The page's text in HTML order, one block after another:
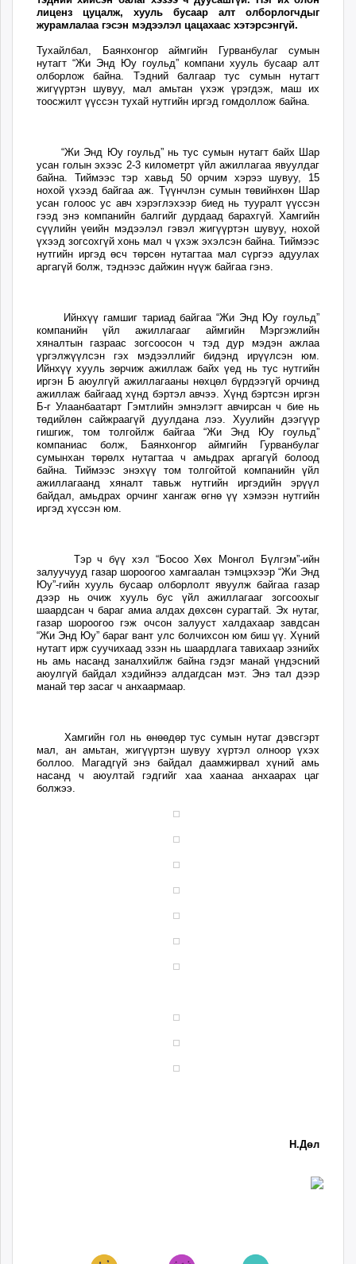
ikon.mn
mnb.mn
Livetv.mn
Eguur.mn
24tsag.mn
ergelt.mn
zarig.mn
today.mn
zuv.mn
mminfo.mn
ugluu.mn
urlag.mn
shudarga.mn
shuurhai.mn
unuudur.mn
isee.mn
mglradio.com
fact.mn
itoim.mn
tumen.mn
shuum.mn
times.mn
unegui.mn
assa.mn
toim.mn
tac.mn
paparazzi.mn
unread.today
лиценз цуцалж, хууль бусаар алт олборлогчдыг
журамлалаа гэсэн мэдээлэл цацахаас хэтэрсэнгүй.
Тухайлбал, Баянхонгор аймгийн Гурванбулаг сумын
нутагт “Жи Энд Юу гоульд” компани хууль бусаар алт
олборлож байна. Тэдний балгаар тус сумын нутагт
жигүүртэн шувуу, мал амьтан үхэж үрэгдэж, маш их
тоосжилт үүссэн тухай нутгийн иргэд гомдоллож байна.
“Жи Энд Юу гоульд” нь тус сумын нутагт байх Шар
усан голын эхээс 2-3 километрт үйл ажиллагаа явуулдаг
байна. Тиймээс тэр хавьд 50 орчим хэрээ шувуу, 15
нохой үхээд байгаа аж. Түүнчлэн сумын төвийнхөн Шар
усан голоос ус авч хэрэглэхээр биед нь тууралт үүссэн
гээд энэ компанийн балгийг дурдаад барахгүй. Хамгийн
сүүлийн үеийн мэдээлэл гэвэл жигүүртэн шувуу, нохой
үхээд зогсохгүй хонь мал ч үхэж эхэлсэн байна. Тиймээс
нутгийн иргэд өсч төрсөн нутагтаа мал сүргээ адуулах
аргагүй болж, тэднээс дайжин нүүж байгаа гэнэ.
Ийнхүү гамшиг тариад байгаа “Жи Энд Юу гоульд”
компанийн үйл ажиллагааг аймгийн Мэргэжлийн
хяналтын газраас зогсоосон ч тэд дур мэдэн ажлаа
үргэлжүүлсэн гэх мэдээллийг бидэнд ирүүлсэн юм.
Ийнхүү хууль зөрчиж ажиллаж байх үед нь тус нутгийн
иргэн Б аюулгүй ажиллагааны нөхцөл бүрдээгүй орчинд
ажиллаж байгаад хүнд бэртэл авчээ. Хүнд бэртсэн иргэн
Б-г Улаанбаатарт Гэмтлийн эмнэлэгт авчирсан ч бие нь
төдийлөн сайжраагүй дуулдана лээ. Хуулийн дээгүүр
гишгиж, том толгойлж байгаа “Жи Энд Юу гоульд”
компаниас болж, Баянхонгор аймгийн Гурванбулаг
сумынхан төрөлх нутагтаа ч амьдрах аргагүй болоод
байна. Тиймээс энэхүү том толгойтой компанийн үйл
ажиллагаанд хяналт тавьж нутгийн иргэдийн эрүүл
байдал, амьдрах орчинг хангаж өгнө үү хэмээн нутгийн
иргэд хүссэн юм.
Тэр ч бүү хэл “Босоо Хөх Монгол Бүлгэм”-ийн
залуучууд газар шороогоо хамгаалан тэмцэхээр “Жи Энд
Юу”-гийн хууль бусаар олборлолт явуулж байгаа газар
дээр нь очиж хууль бус үйл ажиллагааг зогсоохыг
шаардсан ч бараг амиа алдах дөхсөн сурагтай. Эх нутаг,
газар шороогоо гэж очсон залууст халдахаар завдсан
“Жи Энд Юу” бараг вант улс болчихсон юм биш үү. Хүний
нутагт ирж суучихаад эзэн нь шаардлага тавихаар эзнийх
нь амь насанд заналхийлж байна гэдэг манай үндэсний
аюулгүй байдал хэдийнээ алдагдсан мэт. Энэ тал дээр
манай төр засаг ч анхаармаар.
Хамгийн гол нь өнөөдөр тус сумын нутаг дэвсгэрт
мал, ан амьтан, жигүүртэн шувуу хүртэл олноор үхэх
боллоо. Магадгүй энэ байдал даамжирвал хүний амь
насанд ч аюултай гэдгийг хаа хаанаа анхаарах цаг
болжээ.
Н.Дөл